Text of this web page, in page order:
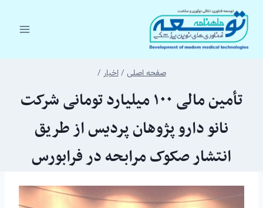
بازگشت
محتوا
صفحه اصلی / اخبار /
تأمین مالی ۱۰۰ میلیارد تومانی شرکت
نانو دارو پژوهان پردیس از طریق
انتشار صکوک مرابحه در فرابورس